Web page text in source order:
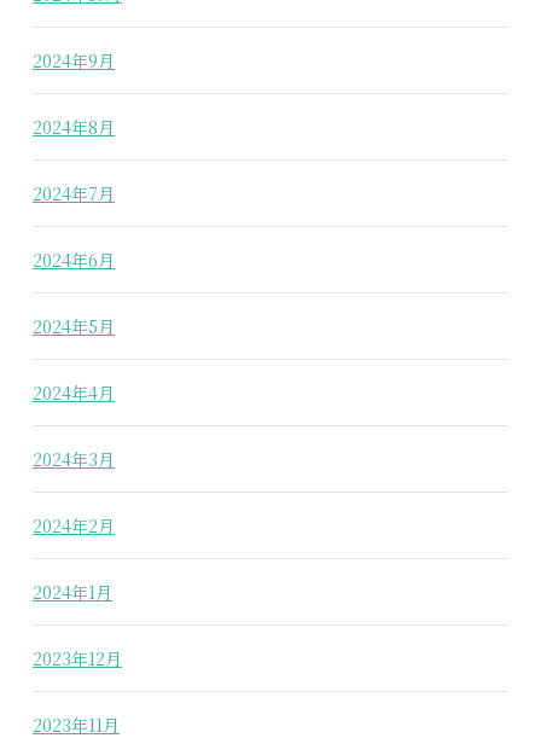
2024年9月
2024年8月
2024年7月
2024年6月
2024年5月
2024年4月
2024年3月
2024年2月
2024年1月
2023年12月
2023年11月